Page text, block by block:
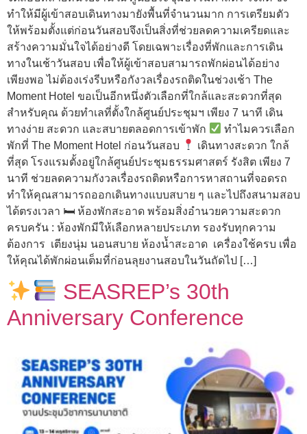
ทำให้มีผู้เข้าสอบเดินทางมายังพื้นที่จำนวนมาก การเตรียมตัว
ให้พร้อมตั้งแต่ก่อนวันสอบจึงเป็นสิ่งที่ช่วยลดความเครียดและ
สร้างความมั่นใจได้อย่างดี โดยเฉพาะเรื่องที่พักและการเดิน
ทางในเช้าวันสอบ เพื่อให้ผู้เข้าสอบสามารถพักผ่อนได้อย่าง
เพียงพอ ไม่ต้องเร่งรีบหรือกังวลเรื่องรถติดในช่วงเช้า The
Moment Hotel ขอเป็นอีกหนึ่งตัวเลือกที่ใกล้และสะดวกที่สุด
สำหรับคุณ ด้วยทำเลที่ตั้งใกล้ศูนย์ประชุมฯ เพียง 7 นาที เดิน
ทางง่าย สะดวก และสบายตลอดการเข้าพัก
ทำไมควรเลือก
พักที่ The Moment Hotel ก่อนวันสอบ
เดินทางสะดวก ใกล้
ที่สุด โรงแรมตั้งอยู่ใกล้ศูนย์ประชุมธรรมศาสตร์ รังสิต เพียง 7
นาที ช่วยลดความกังวลเรื่องรถติดหรือการหาสถานที่จอดรถ
ทำให้คุณสามารถออกเดินทางแบบสบาย ๆ และไปถึงสนามสอบ
ได้ตรงเวลา 🛏 ห้องพักสะอาด พร้อมสิ่งอำนวยความสะดวก
ครบครัน : ห้องพักมีให้เลือกหลายประเภท รองรับทุกความ
ต้องการ เตียงนุ่ม นอนสบาย ห้องน้ำสะอาด เครื่องใช้ครบ เพื่อ
ให้คุณได้พักผ่อนเต็มที่ก่อนลุยงานสอบในวันถัดไป […]
SEASREP’s 30th
Anniversary Conference